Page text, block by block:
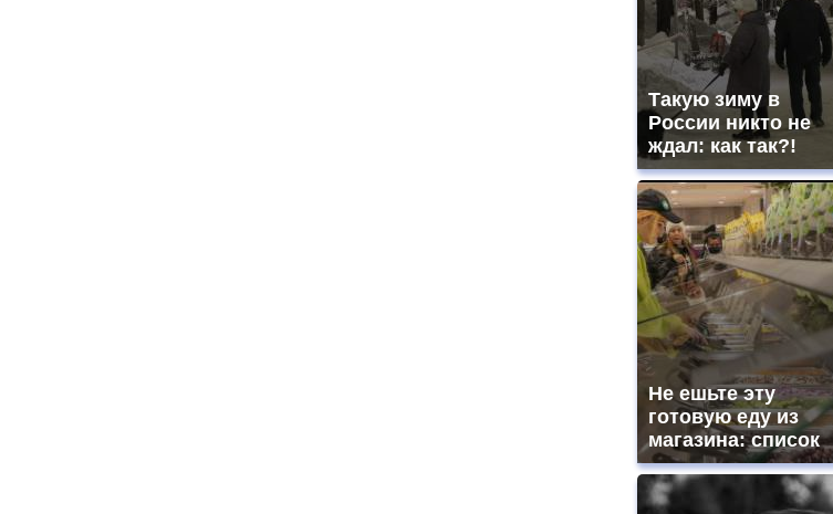
Такую зиму в
России никто не
ждал: как так?!
Не ешьте эту
готовую еду из
магазина: список